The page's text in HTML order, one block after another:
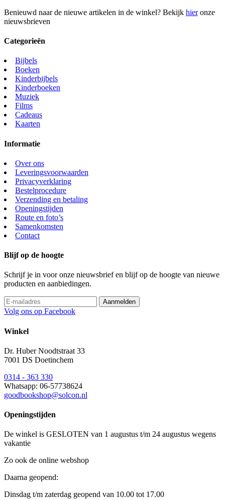
Benieuwd naar de nieuwe artikelen in de winkel? Bekijk hieronze
nieuwsbrieven
Categorieën
Bijbels
Boeken
Kinderbijbels
Kinderboeken
Muziek
Films
Cadeaus
Kaarten
Informatie
Over ons
Leveringsvoorwaarden
Privacyverklaring
Bestelprocedure
Verzending en betaling
Openingstijden
Route en foto’s
Samenkomsten
Contact
Blijf op de hoogte
Schrijf je in voor onze nieuwsbrief en blijf op de hoogte van nieuwe
producten en aanbiedingen.
Volg ons op Facebook
Winkel
Dr. Huber Noodtstraat 33
7001 DS Doetinchem
0314 - 363 330
Whatsapp: 06-57738624
goodbookshop@solcon.nl
Openingstijden
De winkel is GESLOTEN van 1 augustus t/m 24 augustus wegens
vakantie
Zo ook de online webshop
Daarna geopend:
Dinsdag t/m zaterdag geopend van 10.00 tot 17.00